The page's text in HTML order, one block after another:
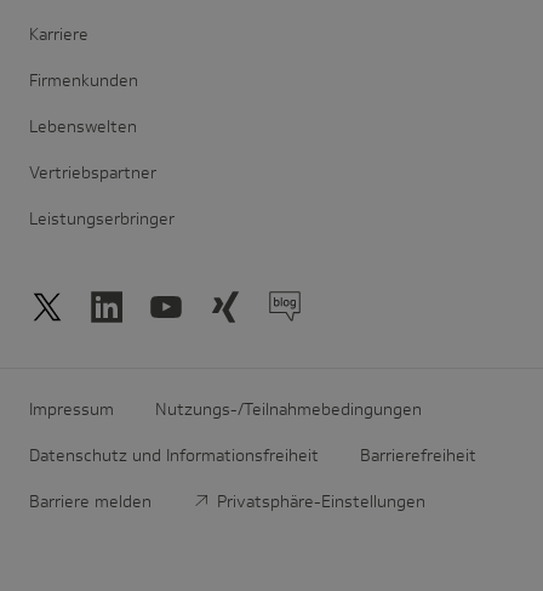
Karriere
Firmenkunden
Lebenswelten
Vertriebspartner
Leistungserbringer
Impressum Nutzungs-/Teilnahmebedingungen
Datenschutz und Informationsfreiheit Barrierefreiheit
Barriere melden Privatsphäre-Einstellungen